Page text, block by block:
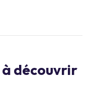
découvrir